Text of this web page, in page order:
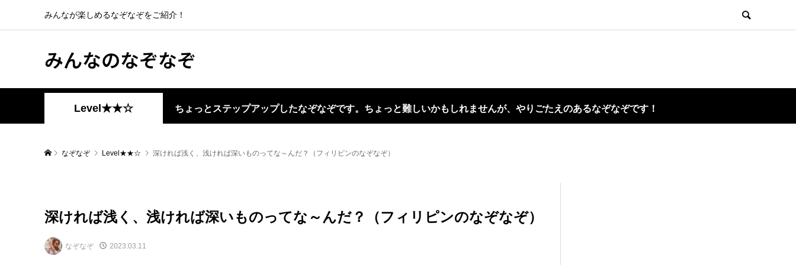
みんなが楽しめるなぞなぞをご紹介！
みんなのなぞなぞ
Level★★☆ ちょっとステップアップしたなぞなぞです。ちょっと難しいかもしれませんが、やりごたえのあるなぞなぞです！
なぞなぞ Level★★☆ 深ければ浅く、浅ければ深いものってな～んだ？（フィリピンのなぞなぞ）
深ければ浅く、浅ければ深いものってな～んだ？（フィリピンのなぞなぞ）
なぞなぞ 2023.03.11